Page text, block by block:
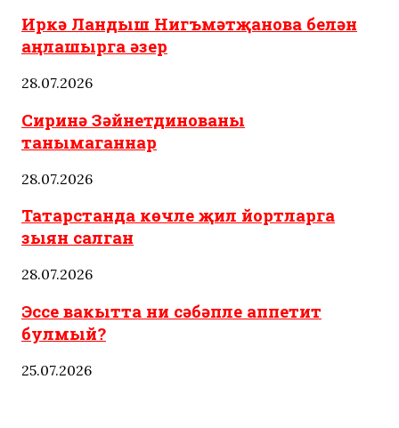
Иркә Ландыш Нигъмәтҗанова белән
аңлашырга әзер
28.07.2026
Сиринә Зәйнетдинованы
танымаганнар
28.07.2026
Татарстанда көчле җил йортларга
зыян салган
28.07.2026
Эссе вакытта ни сәбәпле аппетит
булмый?
25.07.2026